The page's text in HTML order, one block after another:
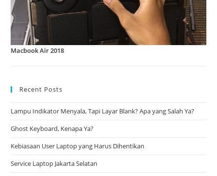
Macbook Air 2018
Recent Posts
Lampu Indikator Menyala, Tapi Layar Blank? Apa yang Salah Ya?
Ghost Keyboard, Kenapa Ya?
Kebiasaan User Laptop yang Harus Dihentikan
Service Laptop Jakarta Selatan